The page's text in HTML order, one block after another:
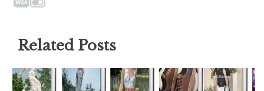
Related Posts